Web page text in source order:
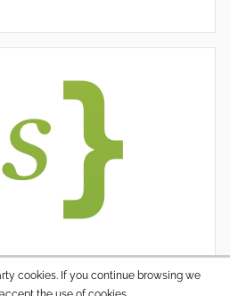
cookies. If you continue browsing we